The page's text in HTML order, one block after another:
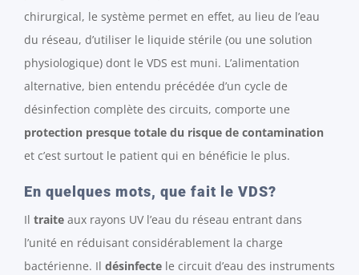
chirurgical, le système permet en effet, au lieu de l’eau
du réseau, d’utiliser le liquide stérile (ou une solution
physiologique) dont le VDS est muni. L’alimentation
alternative, bien entendu précédée d’un cycle de
désinfection complète des circuits, comporte une
protection presque totale du risque de contamination
et c’est surtout le patient qui en bénéficie le plus.
En quelques mots, que fait le VDS?
Il traite aux rayons UV l’eau du réseau entrant dans
l’unité en réduisant considérablement la charge
bactérienne. Il désinfecte le circuit d’eau des instruments